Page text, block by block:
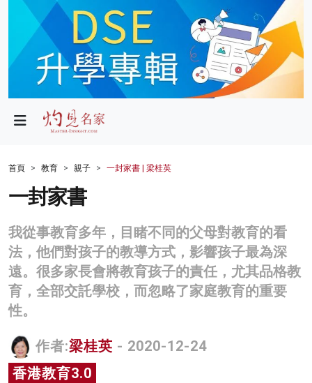
政局
財經
生活
商業
科技
名家榜
灼見活動
首頁 教育 親子 一封家書 | 梁桂英
一封家書
我從事教育多年，目睹不同的父母對教育的看
法，他們對孩子的教導方式，影響孩子最為深
遠。很多家長會將教育孩子的責任，尤其品格教
育，全部交託學校，而忽略了家庭教育的重要
性。
作者:梁桂英 - 2020-12-24
香港教育3.0